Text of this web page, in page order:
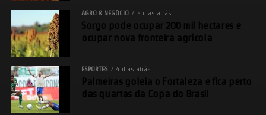
AGRO & NEGÓCIO 5 dias atrás
Sorgo pode ocupar 200 mil hectares e
ocupar nova fronteira agrícola
ESPORTES 4 dias atrás
Palmeiras goleia o Fortaleza e fica perto
das quartas da Copa do Brasil